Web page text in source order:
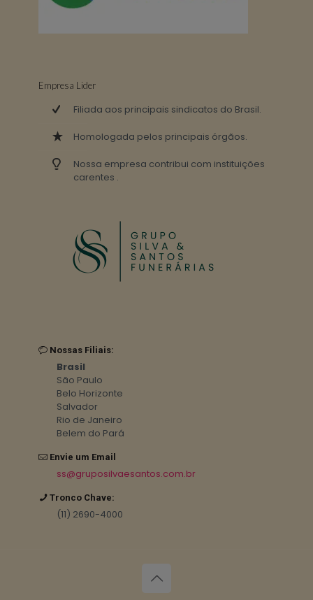
Empresa Lider
Filiada aos principais sindicatos do Brasil.
Homologada pelos principais órgãos.
Nossa empresa contribui com instituições
carentes .
Nossas Filiais:
Brasil
São Paulo
Belo Horizonte
Salvador
Rio de Janeiro
Belem do Pará
Envie um Email
ss@gruposilvaesantos.com.br
Tronco Chave:
(11) 2690-4000